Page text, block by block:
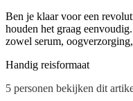
Ben je klaar voor een
houden het graag
zowel serum,
Handig reisformaat
5 personen bekijken dit